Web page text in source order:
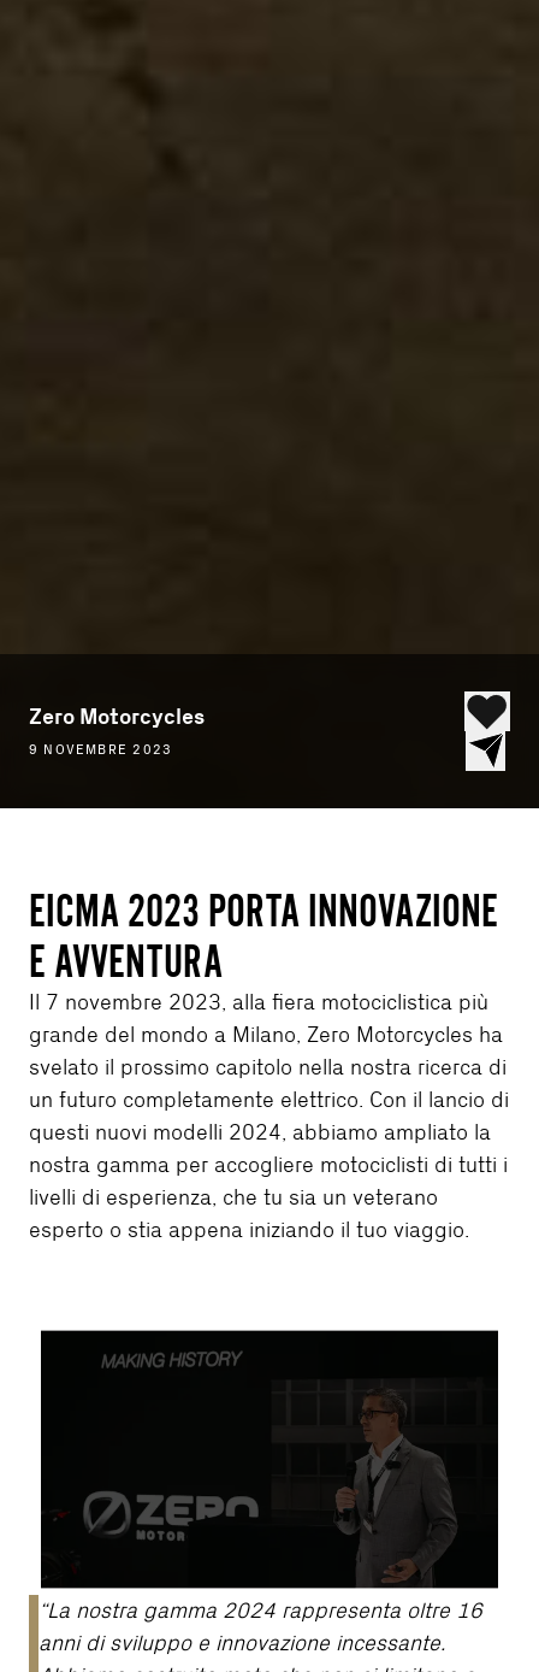
Zero Motorcycles
9 NOVEMBRE 2023
EICMA 2023 PORTA INNOVAZIONE
E AVVENTURA
Il 7 novembre 2023, alla fiera motociclistica più
grande del mondo a Milano, Zero Motorcycles ha
svelato il prossimo capitolo nella nostra ricerca di
un futuro completamente elettrico. Con il lancio di
questi nuovi modelli 2024, abbiamo ampliato la
nostra gamma per accogliere motociclisti di tutti i
livelli di esperienza, che tu sia un veterano
esperto o stia appena iniziando il tuo viaggio.
“La nostra gamma 2024 rappresenta oltre 16
anni di sviluppo e innovazione incessante.